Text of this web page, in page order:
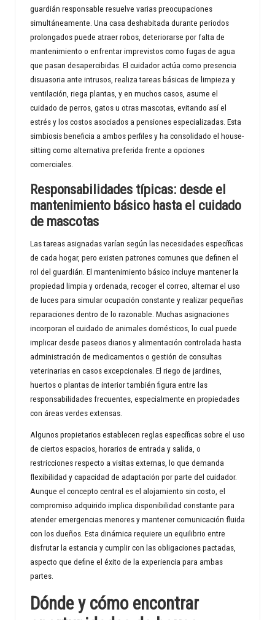
guardián responsable resuelve varias preocupaciones
simultáneamente. Una casa deshabitada durante periodos
prolongados puede atraer robos, deteriorarse por falta de
mantenimiento o enfrentar imprevistos como fugas de agua
que pasan desapercibidas. El cuidador actúa como presencia
disuasoria ante intrusos, realiza tareas básicas de limpieza y
ventilación, riega plantas, y en muchos casos, asume el
cuidado de perros, gatos u otras mascotas, evitando así el
estrés y los costos asociados a pensiones especializadas. Esta
simbiosis beneficia a ambos perfiles y ha consolidado el house-
sitting como alternativa preferida frente a opciones
comerciales.
Responsabilidades típicas: desde el
mantenimiento básico hasta el cuidado
de mascotas
Las tareas asignadas varían según las necesidades específicas
de cada hogar, pero existen patrones comunes que definen el
rol del guardián. El mantenimiento básico incluye mantener la
propiedad limpia y ordenada, recoger el correo, alternar el uso
de luces para simular ocupación constante y realizar pequeñas
reparaciones dentro de lo razonable. Muchas asignaciones
incorporan el cuidado de animales domésticos, lo cual puede
implicar desde paseos diarios y alimentación controlada hasta
administración de medicamentos o gestión de consultas
veterinarias en casos excepcionales. El riego de jardines,
huertos o plantas de interior también figura entre las
responsabilidades frecuentes, especialmente en propiedades
con áreas verdes extensas.
Algunos propietarios establecen reglas específicas sobre el uso
de ciertos espacios, horarios de entrada y salida, o
restricciones respecto a visitas externas, lo que demanda
flexibilidad y capacidad de adaptación por parte del cuidador.
Aunque el concepto central es el alojamiento sin costo, el
compromiso adquirido implica disponibilidad constante para
atender emergencias menores y mantener comunicación fluida
con los dueños. Esta dinámica requiere un equilibrio entre
disfrutar la estancia y cumplir con las obligaciones pactadas,
aspecto que define el éxito de la experiencia para ambas
partes.
Dónde y cómo encontrar